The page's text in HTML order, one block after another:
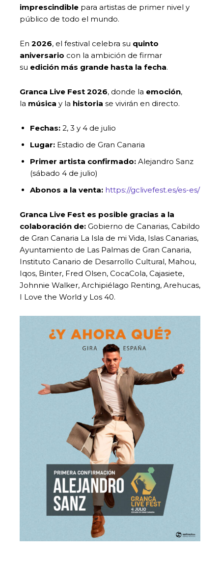
imprescindible para artistas de primer nivel y
público de todo el mundo.
En 2026, el festival celebra su quinto
aniversario con la ambición de firmar
su edición más grande hasta la fecha.
Granca Live Fest 2026, donde la emoción,
la música y la historia se vivirán en directo.
Fechas: 2, 3 y 4 de julio
Lugar: Estadio de Gran Canaria
Primer artista confirmado: Alejandro Sanz
(sábado 4 de julio)
Abonos a la venta: https://gclivefest.es/es-es/
Granca Live Fest es posible gracias a la
colaboración de: Gobierno de Canarias, Cabildo
de Gran Canaria La Isla de mi Vida, Islas Canarias,
Ayuntamiento de Las Palmas de Gran Canaria,
Instituto Canario de Desarrollo Cultural, Mahou,
Iqos, Binter, Fred Olsen, CocaCola, Cajasiete,
Johnnie Walker, Archipiélago Renting, Arehucas,
I Love the World y Los 40.